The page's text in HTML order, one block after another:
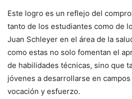
Este logro es un reflejo del
tanto de los estudiantes como de
Juan Schleyer en el área de la
como estas no solo fomentan el
de habilidades técnicas, sino que
jóvenes a desarrollarse en
vocación y esfuerzo.